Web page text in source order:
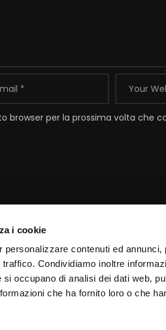
i cookie
personalizzare contenuti ed
Condividiamo inoltre
occupano di analisi dei dati web,
che ha fornito loro o che
browser per la prossima volta che
Contatti
Email:info@padrepio.tv
Tel:+39.0882.413113
Paginacontatti